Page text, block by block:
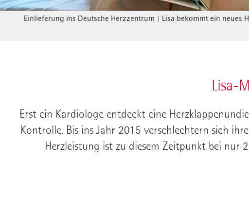
Einlieferung ins Deutsche Herzzentrum | Lisa bekommt ein neues
Lisa-
Erst ein Kardiologe entdeckt eine
Kontrolle. Bis ins Jahr 2015 verschlechtern sich
Herzleistung ist zu diesem Zeitpunkt bei nur